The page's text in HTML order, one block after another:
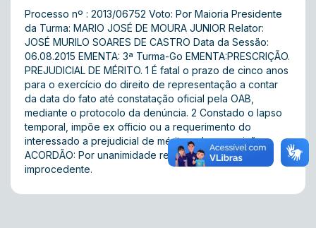
Processo nº : 2013/06752 Voto: Por Maioria Presidente
da Turma: MARIO JOSÉ DE MOURA JUNIOR Relator:
JOSÉ MURILO SOARES DE CASTRO Data da Sessão:
06.08.2015 EMENTA: 3ª Turma-Go EMENTA:PRESCRIÇÃO.
PREJUDICIAL DE MÉRITO. 1 É fatal o prazo de cinco anos
para o exercício do direito de representação a contar
da data do fato até constatação oficial pela OAB,
mediante o protocolo da denúncia. 2 Constado o lapso
temporal, impõe ex officio ou a requerimento do
interessado a prejudicial de mérito pela prescrição.
ACORDÃO: Por unanimidade representação julgado
improcedente.